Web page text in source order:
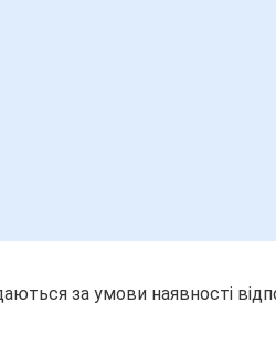
за умови наявності